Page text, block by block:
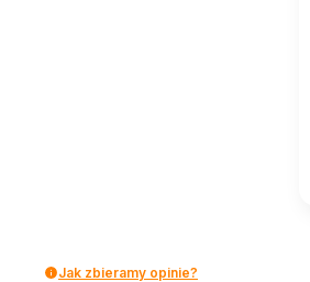
Jak zbieramy opinie?